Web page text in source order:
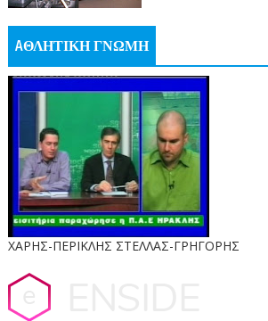
AΘΛΗΤΙΚΗ ΓΝΩΜΗ
ΧΑΡΗΣ-ΠΕΡΙΚΛΗΣ ΣΤΕΛΛΑΣ-ΓΡΗΓΟΡΗΣ